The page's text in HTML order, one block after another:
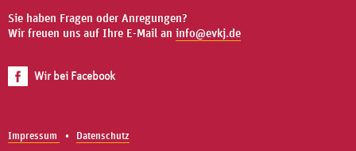
Sie haben Fragen oder Anregungen?
Wir freuen uns auf Ihre E-Mail an info@evkj.de
Wir bei Facebook
Impressum Datenschutz